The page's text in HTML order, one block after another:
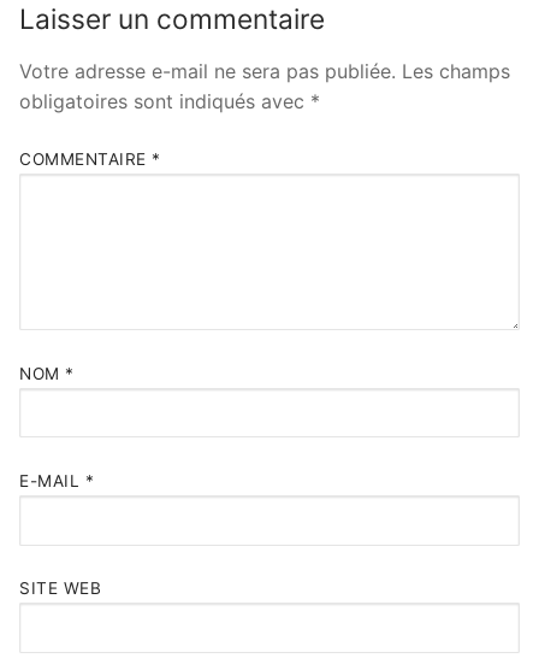
Laisser un commentaire
Votre adresse e-mail ne sera pas publiée. Les champs
obligatoires sont indiqués avec *
COMMENTAIRE *
NOM *
E-MAIL *
SITE WEB